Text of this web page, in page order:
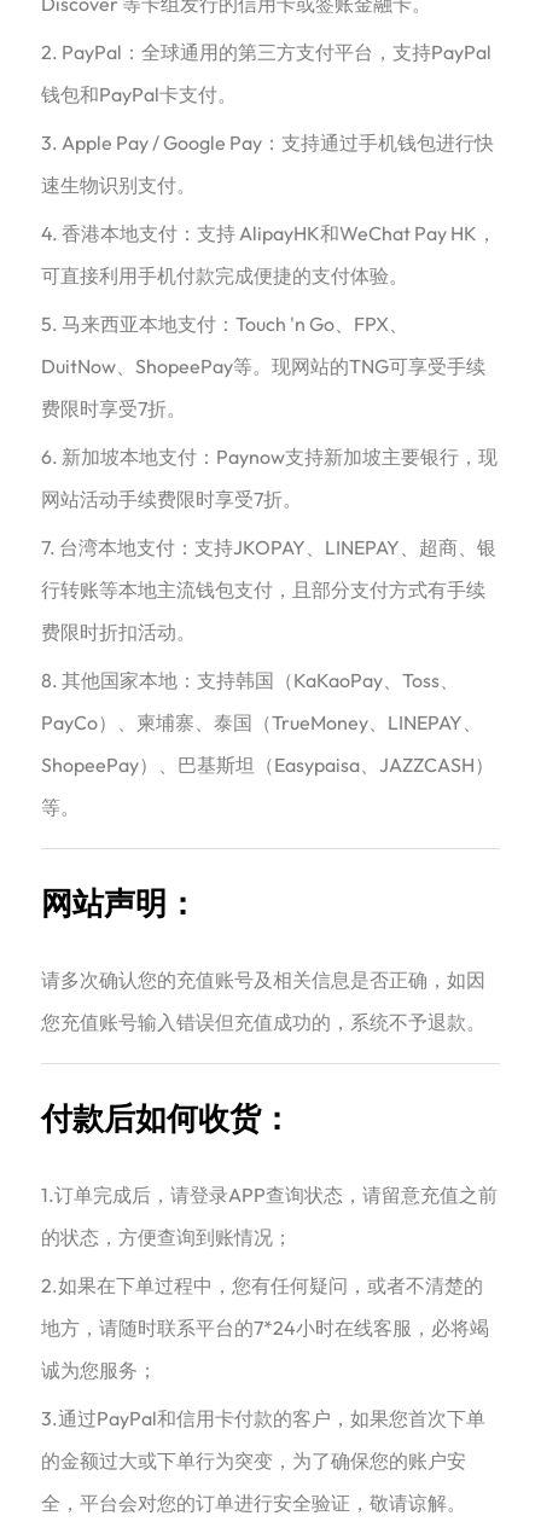
2. PayPal：全球通用的第三方支付平台，支持PayPal
钱包和PayPal卡支付。
3. Apple Pay / Google Pay：支持通过手机钱包进行快
速生物识别支付。
4. 香港本地支付：支持 AlipayHK和WeChat Pay HK，
可直接利用手机付款完成便捷的支付体验。
5. 马来西亚本地支付：Touch 'n Go、FPX、
DuitNow、ShopeePay等。现网站的TNG可享受手续
费限时享受7折。
6. 新加坡本地支付：Paynow支持新加坡主要银行，现
网站活动手续费限时享受7折。
7. 台湾本地支付：支持JKOPAY、LINEPAY、超商、银
行转账等本地主流钱包支付，且部分支付方式有手续
费限时折扣活动。
8. 其他国家本地：支持韩国（KaKaoPay、Toss、
PayCo）、柬埔寨、泰国（TrueMoney、LINEPAY、
ShopeePay）、巴基斯坦（Easypaisa、JAZZCASH）
等。
网站声明：
请多次确认您的充值账号及相关信息是否正确，如因
您充值账号输入错误但充值成功的，系统不予退款。
付款后如何收货：
1.订单完成后，请登录APP查询状态，请留意充值之前
的状态，方便查询到账情况；
2.如果在下单过程中，您有任何疑问，或者不清楚的
地方，请随时联系平台的7*24小时在线客服，必将竭
诚为您服务；
3.通过PayPal和信用卡付款的客户，如果您首次下单
的金额过大或下单行为突变，为了确保您的账户安
全，平台会对您的订单进行安全验证，敬请谅解。